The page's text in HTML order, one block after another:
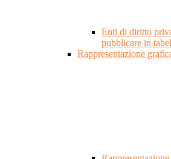
Enti di diritto
pubblicare in
Rappresentazione